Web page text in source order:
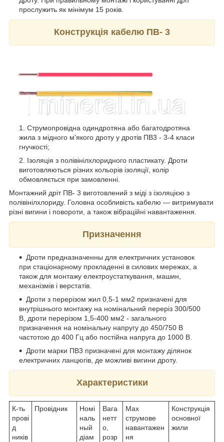
прослужить як мінімум 15 років.
Конструкція кабелю ПВ- 3
Струмопровідна одиндротяна або багатодротяна
жила з мідного м'якого дроту у дротів ПВ3 - 3-4 класи
гнучкості;
Ізоляція з полівінілхлоридного пластикату. Дроти
виготовляються різних кольорів ізоляції, колір
обмовляється при замовленні.
Монтажний дріт ПВ- 3 виготовлений з міді з ізоляцією з
полівінілхлориду. Головна особливість кабелю ― витримувати
різні вигини і повороти, а також вібраційні навантаження.
Призначення
Дроти предназначенны для електричних установок
при стаціонарному прокладенні в силових мережах, а
також для монтажу електроустаткування, машин,
механізмів і верстатів.
Дроти з перерізом жил 0,5-1 мм2 призначені для
внутрішнього монтажу на номінальний переріз 300/500
В, дроти перерізом 1,5-400 мм2 - загального
призначення на номінальну напругу до 450/750 В
частотою до 400 Гц або постійна напруга до 1000 В.
Дроти марки ПВ3 призначені для монтажу ділянок
електричних ланцюгів, де можливі вигини дроту.
Характеристики
К-ть
прові
д
ників
Провідник
Номі
наль
ный
діам
Вага
нетт
о,
розр
Max
струмове
навантажен
ня
Конструкція
основної
жили